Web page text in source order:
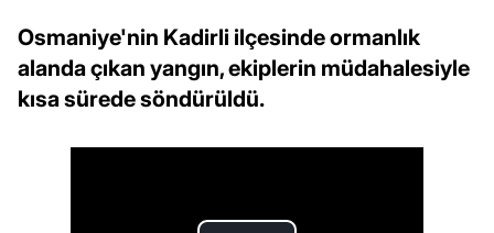
Osmaniye'nin Kadirli ilçesinde ormanlık
alanda çıkan yangın, ekiplerin müdahalesiyle
kısa sürede söndürüldü.